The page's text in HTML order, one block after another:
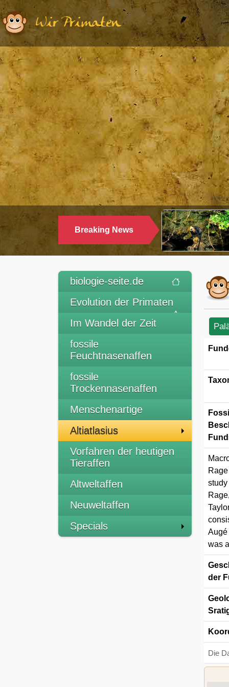
Wir Primaten
Breaking News
Ethologie |
WARUM
TRINKEN
biologie-seite.de
Evolution der Primaten
Im Wandel der Zeit
fossile
Feuchtnasenaffen
fossile
Trockennasenaffen
Menschenartige
Altiatlasius
Vorfahren der heutigen
Tieraffen
Altweltaffen
Neuweltaffen
Specials
Augé
was
der
Die